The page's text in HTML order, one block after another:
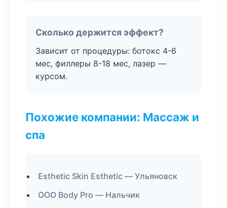
Сколько держится эффект?
Зависит от процедуры: ботокс 4-6
мес, филлеры 8-18 мес, лазер —
курсом.
Похожие компании: Массаж и
спа
Esthetic Skin Esthetic — Ульяновск
ООО Body Pro — Нальчик